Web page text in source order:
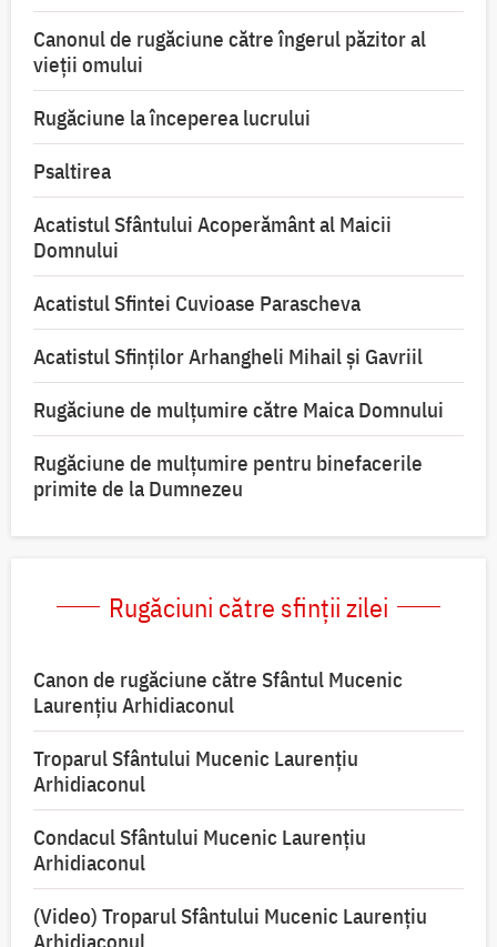
Canonul de rugăciune către îngerul păzitor al
vieții omului
Rugăciune la începerea lucrului
Psaltirea
Acatistul Sfântului Acoperământ al Maicii
Domnului
Acatistul Sfintei Cuvioase Parascheva
Acatistul Sfinților Arhangheli Mihail și Gavriil
Rugăciune de mulţumire către Maica Domnului
Rugăciune de mulțumire pentru binefacerile
primite de la Dumnezeu
Rugăciuni către sfinții zilei
Canon de rugăciune către Sfântul Mucenic
Laurențiu Arhidiaconul
Troparul Sfântului Mucenic Laurențiu
Arhidiaconul
Condacul Sfântului Mucenic Laurențiu
Arhidiaconul
(Video) Troparul Sfântului Mucenic Laurențiu
Arhidiaconul